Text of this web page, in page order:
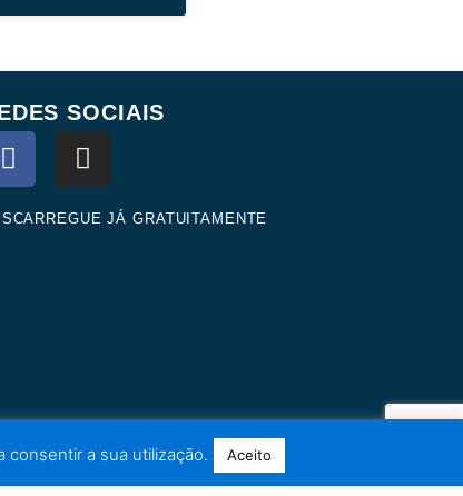
SOCIAIS
F
a
c
e
I
n
s
t
JÁ GRATUITAMENTE
consentir a sua utilização. Aceito